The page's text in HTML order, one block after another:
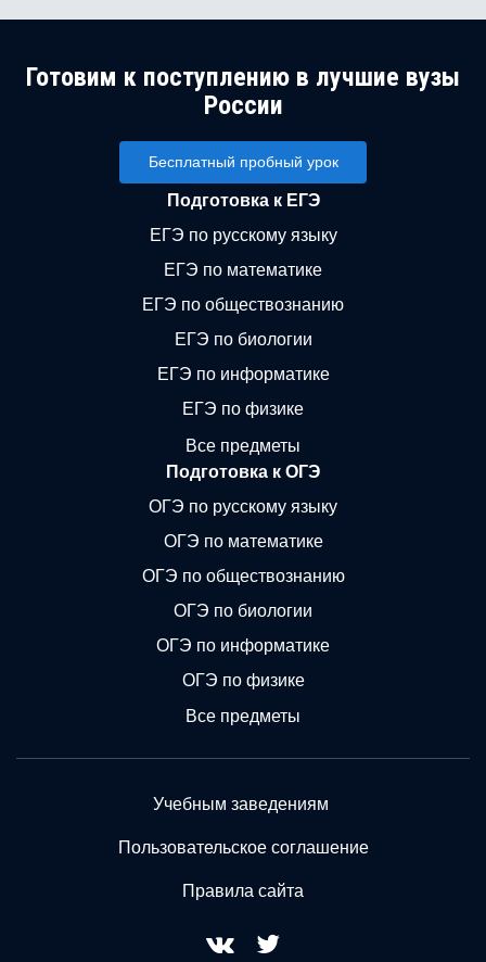
Готовим к поступлению в лучшие вузы
России
Бесплатный пробный урок
Подготовка к ЕГЭ
ЕГЭ по русскому языку
ЕГЭ по математике
ЕГЭ по обществознанию
ЕГЭ по биологии
ЕГЭ по информатике
ЕГЭ по физике
Все предметы
Подготовка к ОГЭ
ОГЭ по русскому языку
ОГЭ по математике
ОГЭ по обществознанию
ОГЭ по биологии
ОГЭ по информатике
ОГЭ по физике
Все предметы
Учебным заведениям
Пользовательское соглашение
Правила сайта